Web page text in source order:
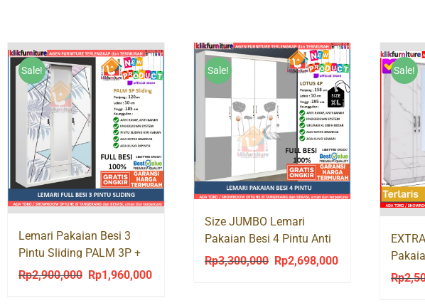
Sale!
Lemari Pakaian Besi 3
Pintu Sliding PALM 3P +
Cermin Laci
Rp2,900,000
Original
Rp1,960,000Current
Sale!
Size JUMBO Lemari
Pakaian Besi 4 Pintu Anti
Air Banjir Rayap LOTUS 4P
Rp3,300,000
Original
Rp2,698,000Current
Sale!
Rp